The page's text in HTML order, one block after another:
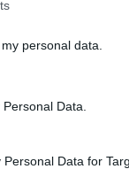
personal data.
Data.
Data for